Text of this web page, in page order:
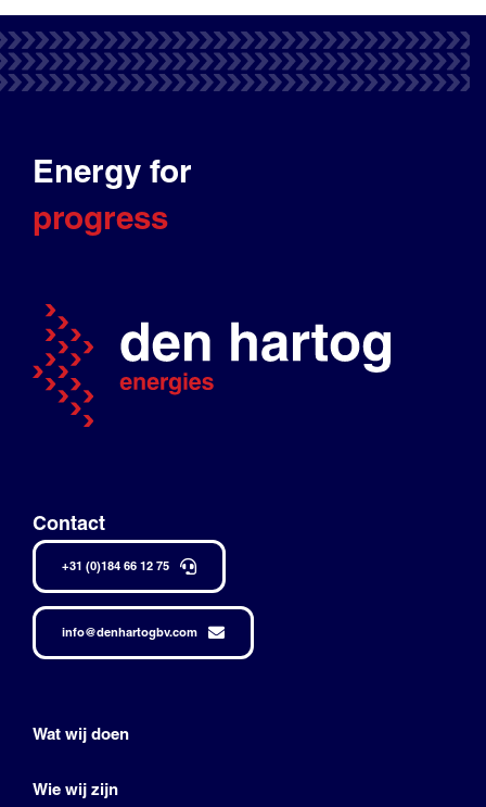
Energy for
progress
Contact
+31 (0)184 66 12 75
info@denhartogbv.com
Wat wij doen
Wie wij zijn